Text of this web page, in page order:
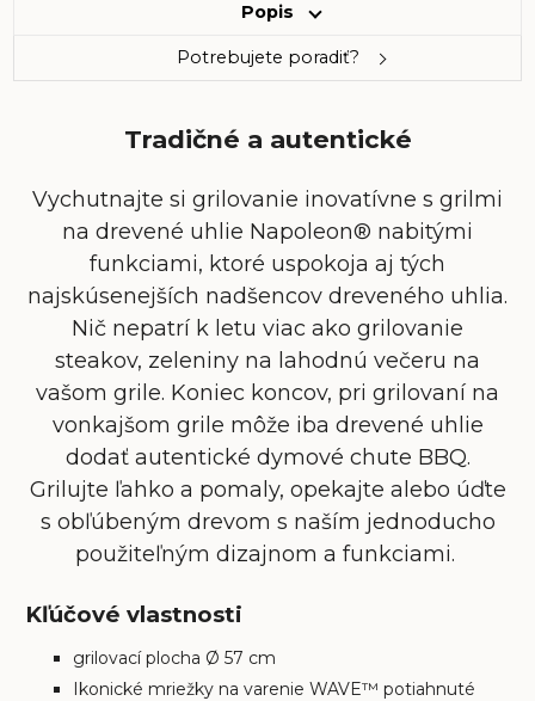
Popis
Potrebujete poradiť?
Tradičné a autentické
Vychutnajte si grilovanie inovatívne s grilmi
na drevené uhlie Napoleon® nabitými
funkciami, ktoré uspokoja aj tých
najskúsenejších nadšencov dreveného uhlia.
Nič nepatrí k letu viac ako grilovanie
steakov, zeleniny na lahodnú večeru na
vašom grile. Koniec koncov, pri grilovaní na
vonkajšom grile môže iba drevené uhlie
dodať autentické dymové chute BBQ.
Grilujte ľahko a pomaly, opekajte alebo úďte
s obľúbeným drevom s naším jednoducho
použiteľným dizajnom a funkciami.
Kľúčové vlastnosti
grilovací plocha Ø 57 cm
Ikonické mriežky na varenie WAVE™ potiahnuté